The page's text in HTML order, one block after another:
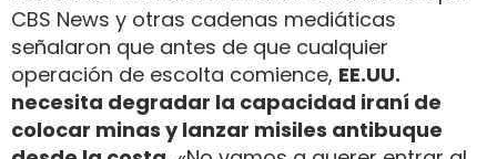
CBS News y otras cadenas mediáticas
señalaron que antes de que cualquier
operación de escolta comience, EE.UU.
necesita degradar la capacidad iraní de
colocar minas y lanzar misiles antibuque